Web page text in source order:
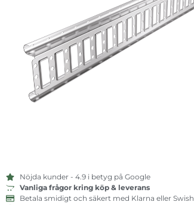
Nöjda kunder - 4.9 i betyg på Google
Vanliga frågor kring köp & leverans
Betala smidigt och säkert med Klarna eller Swish